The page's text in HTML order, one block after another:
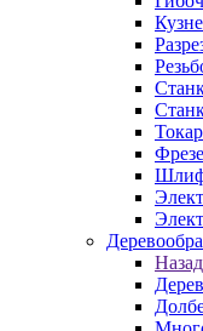
Назад